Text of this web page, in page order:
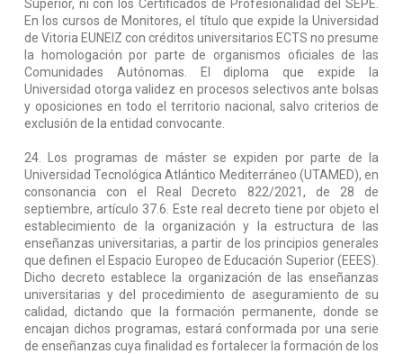
Superior, ni con los Certificados de Profesionalidad del SEPE.
En los cursos de Monitores, el título que expide la Universidad
de Vitoria EUNEIZ con créditos universitarios ECTS no presume
la homologación por parte de organismos oficiales de las
Comunidades Autónomas. El diploma que expide la
Universidad otorga validez en procesos selectivos ante bolsas
y oposiciones en todo el territorio nacional, salvo criterios de
exclusión de la entidad convocante.
24. Los programas de máster se expiden por parte de la
Universidad Tecnológica Atlántico Mediterráneo (UTAMED), en
consonancia con el Real Decreto 822/2021, de 28 de
septiembre, artículo 37.6. Este real decreto tiene por objeto el
establecimiento de la organización y la estructura de las
enseñanzas universitarias, a partir de los principios generales
que definen el Espacio Europeo de Educación Superior (EEES).
Dicho decreto establece la organización de las enseñanzas
universitarias y del procedimiento de aseguramiento de su
calidad, dictando que la formación permanente, donde se
encajan dichos programas, estará conformada por una serie
de enseñanzas cuya finalidad es fortalecer la formación de los